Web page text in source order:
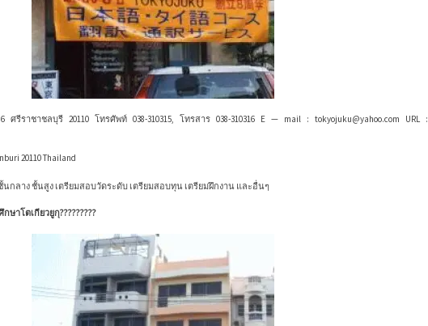
ที่
ตั้
ง
?
?
?
ราชาชลบุรี 20110 โทรศัพท์ 038-310315, โทรสาร 038-310316 E — mail : tokyojuku@yahoo.com URL :
20110 Thailand
ลาง ชั้นสูง เตรียมสอบวัดระดับ เตรียมสอบทุน เตรียมฝึกงาน และอื่นๆ
าโตเกียวยูกุ?????????